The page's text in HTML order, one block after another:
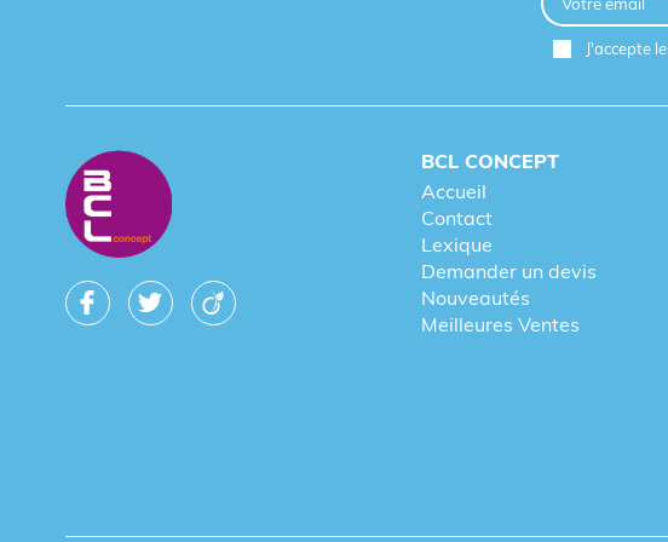
est un outil de management
Il gomme les barrières hiérarchiques apparentes tout
polo personnalisé fabriqué en France
J'accepte
BCL CONCEPT
Accueil
Contact
Lexique
Demander un devis
Nouveautés
Meilleures Ventes